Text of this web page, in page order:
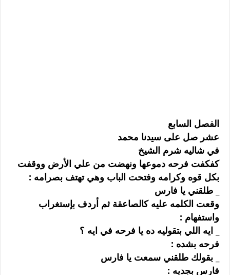
ﺍﻟﻔﺼﻞ ﺍﻟﺴﺎﺑﻊ
ﻋﺸﺮ ﺻﻞ ﻋﻠﻰ ﺳﻴﺪﻧﺎ ﻣﺤﻤﺪ
ﻓﻲ ﺷﺎﻟﻴﻪ ﺷﺮﻡ ﺍﻟﺸﻴﺦ
ﻛﻔﻜﻔﺖ ﻓﺮﺣﻪ ﺩﻣﻮﻋﻬﺎ ﻭﻧﻬﻀﺖ ﻣﻦ ﻋﻠﻲ ﺍﻷﺭﺽ ﻭﻭﻗﻔﺖ
ﺑﻜﻞ ﻗﻮﻩ ﻭﻛﺮﺍﻣﻪ ﻭﻓﺘﺤﺖ ﺍﻟﺒﺎﺏ ﻭﻫﻲ ﺗﻬﺘﻒ ﺑﺼﺮﺍﻣﻪ :
_ ﻃﻠﻘﻨﻲ ﻳﺎ ﻓﺎﺭﺱ
ﻭﻗﻌﺖ ﺍﻟﻜﻠﻤﻪ ﻋﻠﻴﻪ ﻛﺎﻟﺼﺎﻋﻘﺔ ﺛﻢ ﺃﺭﺩﻑ ﺑﺈﺳﺘﻐﺮﺍﺏ
ﻭﺍﺳﺘﻔﻬﺎﻡ :
_ ﺍﻳﻪ ﺍﻟﻠﻲ ﺑﺘﻘﻮﻟﻴﻪ ﺩﻩ ﻳﺎ ﻓﺮﺣﻪ ﻓﻲ ﺍﻳﻪ ؟
ﻓﺮﺣﻪ ﺑﺸﺪﻩ :
_ ﺑﻘﻮﻟﻚ ﻃﻠﻘﻨﻲ ﺳﻤﻌﺖ ﻳﺎ ﻓﺎﺭﺱ
ﻓﺎﺭﺱ ﺑﺠﺪﻳﻪ :